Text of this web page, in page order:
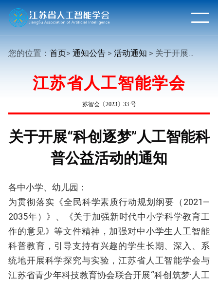
您的位置：首页>通知公告 >活动通知 > 关于开展“科创逐梦”人工智能科普公益活动的通知
江苏省人工智能学会
苏智会〔2023〕33 号
关于开展“科创逐梦”人工智能科
普公益活动的通知
各中小学、幼儿园：
为贯彻落实《全民科学素质行动规划纲要（2021—
2035年）》、《关于加强新时代中小学科学教育工
作的意见》等文件精神，加强对中小学生人工智能
科普教育，引导支持有兴趣的学生长期、深入、系
统地开展科学探究与实验，江苏省人工智能学会与
江苏省青少年科技教育协会联合开展“科创筑梦·人工